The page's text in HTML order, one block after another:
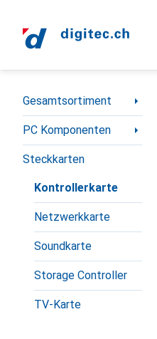
Navigation nach Kategorien
Gesamtsortiment
PC Komponenten
Steckkarten
Kontrollerkarte
Netzwerkkarte
Soundkarte
Storage Controller
TV-Karte